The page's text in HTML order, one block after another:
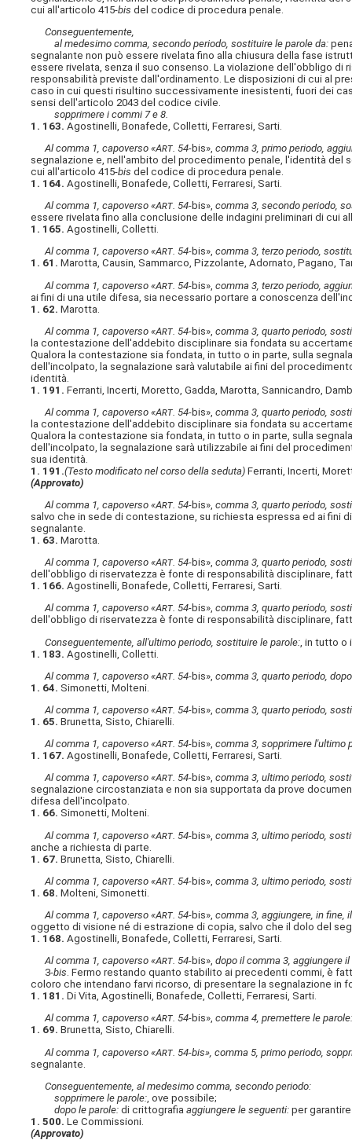
cui all'articolo 415-bis del codice di procedura penale.
Conseguentemente,
al medesimo comma, secondo periodo, sostituire le parole da:
segnalante non può essere rivelata fino alla chiusura della fase
essere rivelata, senza il suo consenso. La violazione dell'obbligo
responsabilità previste dall'ordinamento. Le disposizioni di cui al
caso in cui questi risultino successivamente inesistenti, fuori dei
sensi dell'articolo 2043 del codice civile.
sopprimere i commi 7 e 8.
1. 163. Agostinelli, Bonafede, Colletti, Ferraresi, Sarti.
Al comma 1, capoverso «Art . 54-bis»,comma 3, primo periodo,
segnalazione e, nell'ambito del procedimento penale, l'identità del
cui all'articolo 415-bis del codice di procedura penale.
1. 164. Agostinelli, Bonafede, Colletti, Ferraresi, Sarti.
Al comma 1, capoverso «Art. 54-bis»,comma 3, secondo periodo,
essere rivelata fino alla conclusione delle indagini preliminari di cui
1. 165. Agostinelli, Colletti.
Al comma 1, capoverso «Art. 54-bis»,comma 3, terzo periodo,
1. 61. Marotta, Causin, Sammarco, Pizzolante, Adornato, Pagano,
Al comma 1, capoverso «Art . 54-bis»,comma 3, terzo periodo,
ai fini di una utile difesa, sia necessario portare a conoscenza
1. 62. Marotta.
Al comma 1, capoverso «Art . 54-bis»,comma 3, quarto periodo,
la contestazione dell'addebito disciplinare sia fondata su
Qualora la contestazione sia fondata, in tutto o in parte, sulla
dell'incolpato, la segnalazione sarà valutabile ai fini del
identità.
1. 191. Ferranti, Incerti, Moretto, Gadda, Marotta, Sannicandro,
Al comma 1, capoverso «Art . 54-bis»,comma 3, quarto periodo,
la contestazione dell'addebito disciplinare sia fondata su
Qualora la contestazione sia fondata, in tutto o in parte, sulla
dell'incolpato, la segnalazione sarà utilizzabile ai fini del
sua identità.
1. 191.(Testo modificato nel corso della seduta) Ferranti, Incerti,
(Approvato)
Al comma 1, capoverso «Art. 54-bis»,comma 3, quarto periodo,
salvo che in sede di contestazione, su richiesta espressa ed ai
segnalante.
1. 63. Marotta.
Al comma 1, capoverso «Art. 54-bis»,comma 3, quarto periodo,
dell'obbligo di riservatezza è fonte di responsabilità disciplinare,
1. 166. Agostinelli, Bonafede, Colletti, Ferraresi, Sarti.
Al comma 1, capoverso «Art. 54-bis»,comma 3, quarto periodo,
dell'obbligo di riservatezza è fonte di responsabilità disciplinare,
Conseguentemente, all'ultimo periodo, sostituire le parole: , in tutto
1. 183. Agostinelli, Colletti.
Al comma 1, capoverso «Art . 54-bis»,comma 3, quarto periodo,
1. 64. Simonetti, Molteni.
Al comma 1, capoverso «Art. 54-bis»,comma 3, quarto periodo,
1. 65. Brunetta, Sisto, Chiarelli.
Al comma 1, capoverso «Art. 54-bis»,comma 3, sopprimere l'ultimo
1. 167. Agostinelli, Bonafede, Colletti, Ferraresi, Sarti.
Al comma 1, capoverso «Art. 54-bis»,comma 3, ultimo periodo,
segnalazione circostanziata e non sia supportata da prove
difesa dell'incolpato.
1. 66. Simonetti, Molteni.
Al comma 1, capoverso «Art . 54-bis»,comma 3, ultimo periodo,
anche a richiesta di parte.
1. 67. Brunetta, Sisto, Chiarelli.
Al comma 1, capoverso «Art . 54-bis»,comma 3, ultimo periodo,
1. 68. Molteni, Simonetti.
Al comma 1, capoverso «Art . 54-bis»,comma 3, aggiungere, in fine,
oggetto di visione né di estrazione di copia, salvo che il dolo del
1. 168. Agostinelli, Bonafede, Colletti, Ferraresi, Sarti.
Al comma 1, capoverso «Art. 54-bis»,dopo il comma 3, aggiungere
3-bis. Fermo restando quanto stabilito ai precedenti commi, è
coloro che intendano farvi ricorso, di presentare la segnalazione in
1. 181. Di Vita, Agostinelli, Bonafede, Colletti, Ferraresi, Sarti.
Al comma 1, capoverso «Art. 54-bis»,comma 4, premettere le
1. 69. Brunetta, Sisto, Chiarelli.
Al comma 1, capoverso «Art . 54-bis», comma 5, primo periodo,
segnalante.
Conseguentemente, al medesimo comma, secondo periodo:
sopprimere le parole: , ove possibile;
dopo le parole: di crittografia aggiungere le seguenti: per
1. 500. Le Commissioni.
(Approvato)